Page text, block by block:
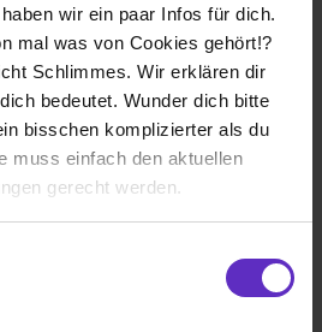
wir ein paar Infos für dich.
mal was von Cookies gehört!?
Schlimmes. Wir erklären dir
bedeutet. Wunder dich bitte
bisschen komplizierter als du
muss einfach den aktuellen
gerecht werden.
1978
250
Automobil
Tabor